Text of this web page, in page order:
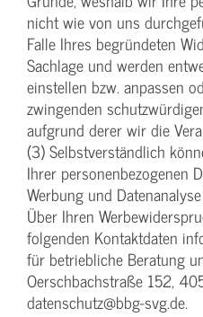
nicht wie von uns
Falle Ihres begründeten
Sachlage und werden
einstellen bzw. anpassen
zwingenden
aufgrund derer wir die
(3) Selbstverständlich
Ihrer personenbezogenen
Werbung und
Über Ihren
folgenden Kontaktdaten
für betriebliche Beratung
Oerschbachstraße 152,
datenschutz@bbg-svg.de.